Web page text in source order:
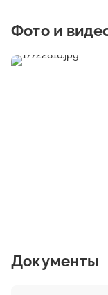
спортивными
площадка по ПДД.
Фото и
Документы